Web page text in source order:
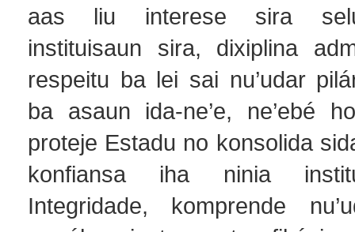
aas liu interese sira
instituisaun sira, dixiplina
respeitu ba lei sai nu’udar
ba asaun ida-ne’e, ne’ebé
proteje Estadu no konsolida
konfiansa iha ninia
Integridade, komprende